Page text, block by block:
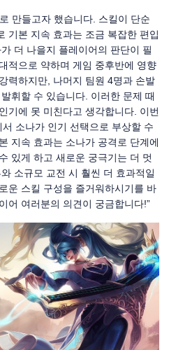
만들고자 했습니다. 스킬이 단순
기본 지속 효과는 조금 복잡한 편입
더 나을지 플레이어의 판단이 필
적으로 약하며 게임 중후반에 영향
력하지만, 나머지 팀원 4명과 손발
휘할 수 있습니다. 이러한 문제 때
기에 못 미친다고 생각합니다. 이번
소나가 인기 선택으로 부상할 수
지속 효과는 소나가 공격로 단계에
있게 하고 새로운 궁극기는 더 멋
소규모 교전 시 훨씬 더 효과적일
운 스킬 구성을 즐거워하시기를 바
어 여러분의 의견이 궁금합니다!”